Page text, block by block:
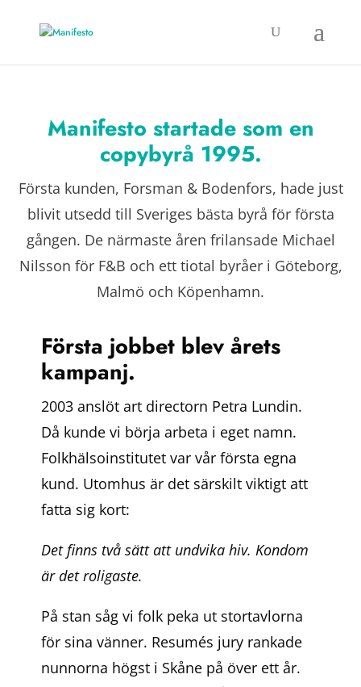
Manifesto startade som en
copybyrå 1995.
Första kunden, Forsman & Bodenfors, hade just
blivit utsedd till Sveriges bästa byrå för första
gången. De närmaste åren frilansade Michael
Nilsson för F&B och ett tiotal byråer i Göteborg,
Malmö och Köpenhamn.
Första jobbet blev årets
kampanj.
2003 anslöt art directorn Petra Lundin.
Då kunde vi börja arbeta i eget namn.
Folkhälsoinstitutet var vår första egna
kund. Utomhus är det särskilt viktigt att
fatta sig kort:
Det finns två sätt att undvika hiv. Kondom
är det roligaste.
På stan såg vi folk peka ut stortavlorna
för sina vänner. Resumés jury rankade
nunnorna högst i Skåne på över ett år.